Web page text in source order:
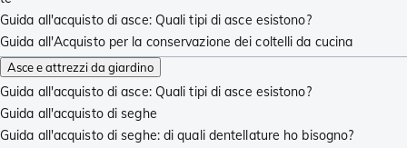
Guida all'acquisto di asce: Quali tipi di asce esistono?
Guida all'Acquisto per la conservazione dei coltelli da cucina
Asce e attrezzi da giardino
Guida all'acquisto di asce: Quali tipi di asce esistono?
Guida all'acquisto di seghe
Guida all'acquisto di seghe: di quali dentellature ho bisogno?